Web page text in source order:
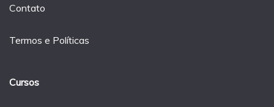
Contato
Termos e Políticas
Cursos